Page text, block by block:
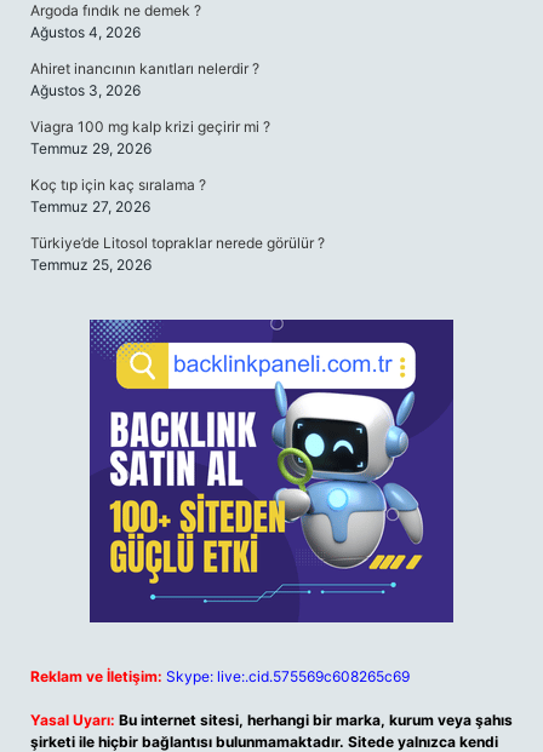
Argoda fındık ne demek ?
Ağustos 4, 2026
Ahiret inancının kanıtları nelerdir ?
Ağustos 3, 2026
Viagra 100 mg kalp krizi geçirir mi ?
Temmuz 29, 2026
Koç tıp için kaç sıralama ?
Temmuz 27, 2026
Türkiye’de Litosol topraklar nerede görülür ?
Temmuz 25, 2026
Reklam ve İletişim: Skype: live:.cid.575569c608265c69
Yasal Uyarı: Bu internet sitesi, herhangi bir marka, kurum veya şahıs
şirketi ile hiçbir bağlantısı bulunmamaktadır. Sitede yalnızca kendi